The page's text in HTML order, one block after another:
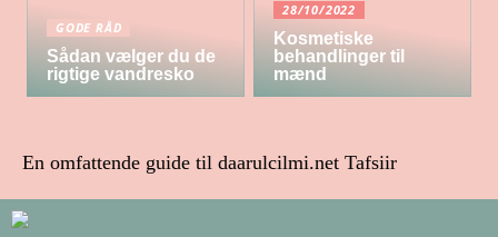
GODE RÅD
Sådan vælger du de
rigtige vandresko
28/10/2022
Kosmetiske
behandlinger til
mænd
En omfattende guide til daarulcilmi.net Tafsiir